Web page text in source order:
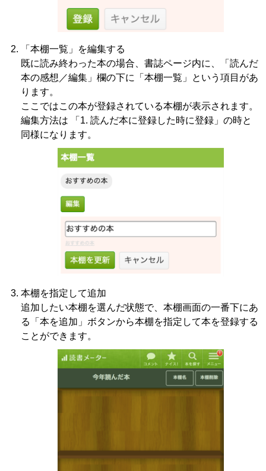
「本棚一覧」を編集する
既に読み終わった本の場合、書誌ページ内に、「読んだ
本の感想／編集」欄の下に「本棚一覧」という項目があ
ります。
ここではこの本が登録されている本棚が表示されます。
編集方法は 「1. 読んだ本に登録した時に登録」の時と
同様になります。
本棚を指定して追加
追加したい本棚を選んだ状態で、本棚画面の一番下にあ
る「本を追加」ボタンから本棚を指定して本を登録する
ことができます。